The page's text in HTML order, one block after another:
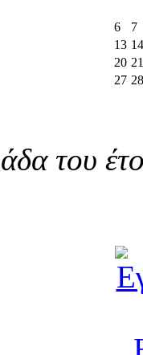
6
7
13 14
20 21
27 28
του